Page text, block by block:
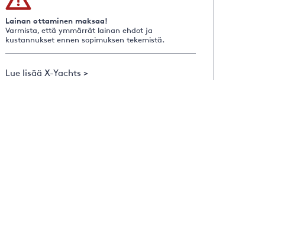
Lainan ottaminen maksaa!
Varmista, että ymmärrät lainan ehdot ja
kustannukset ennen sopimuksen tekemistä.
Lue lisää X-Yachts >